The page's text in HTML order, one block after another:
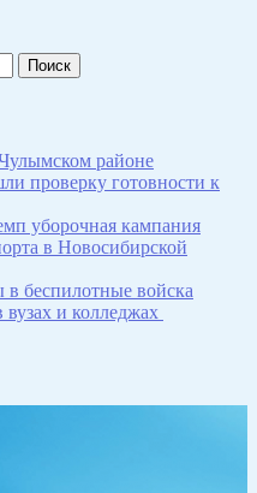
районе
проверку готовности к
уборочная кампания
в Новосибирской
в беспилотные войска
и колледжах